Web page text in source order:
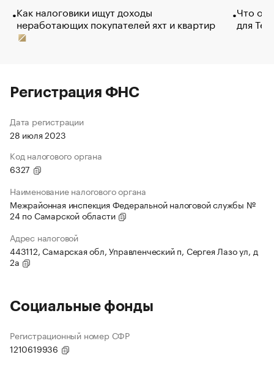
Как налоговики ищут доходы
неработающих покупателей яхт и квартир
Что
для
Регистрация ФНС
Дата регистрации
28 июля 2023
Код налогового органа
6327
Наименование налогового органа
Межрайонная инспекция Федеральной налоговой службы №
24 по Самарской области
Адрес налоговой
443112, Самарская обл, Управленческий п, Сергея Лазо ул, д
2а
Социальные фонды
Регистрационный номер СФР
1210619936